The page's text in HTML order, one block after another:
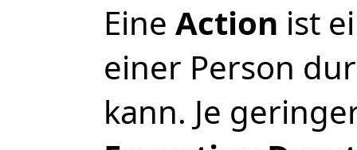
Eine Action ist
einer Person
kann. Je